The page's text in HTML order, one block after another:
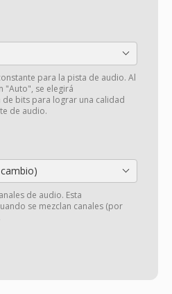
para la pista de audio. Al
"Auto", se elegirá
bits para lograr una calidad
de audio.
de audio. Esta
se mezclan canales (por